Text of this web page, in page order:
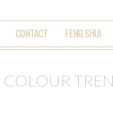
CONTACT FENG SHUI
COLOUR